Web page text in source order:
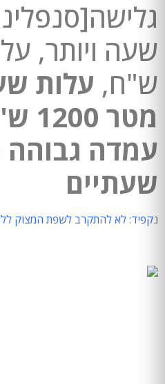
ש"ח,
מטר 1200 ש"ח
שעתיים
נקפיד: לא להתקרב לשפת המצוק